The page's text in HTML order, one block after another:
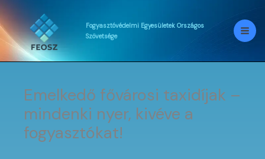
Skip
to
content
Fogyasztóvédelmi Egyesületek Országos
Szövetsége
Emelkedő fővárosi taxidíjak –
mindenki nyer, kivéve a
fogyasztókat!